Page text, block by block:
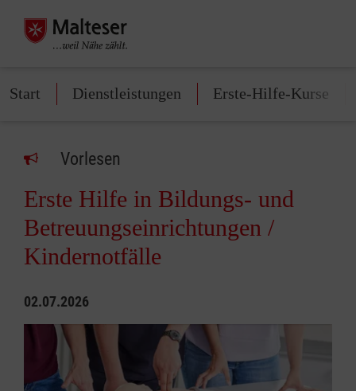
Start Dienstleistungen Erste-Hilfe-Kurse
Vorlesen
Erste Hilfe in Bildungs- und
Betreuungseinrichtungen /
Kindernotfälle
02.07.2026